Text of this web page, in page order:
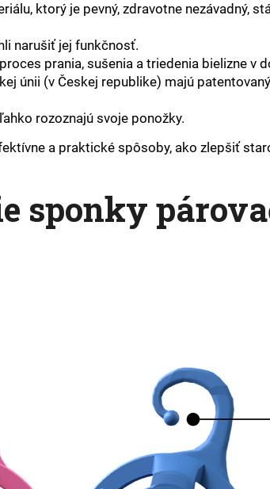
ktorý je pevný, zdravotne nezávadný,
narušiť jej funkčnosť.
prania, sušenia a triedenia bielizne v
únii (v Českej republike) majú
rozoznajú svoje ponožky.
a praktické spôsoby, ako zlepšiť
sponky